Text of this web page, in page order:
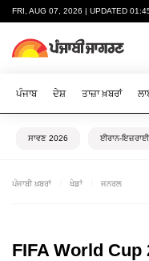
FRI, AUG 07, 2026 | UPDATED
ਪੰਜਾਬ ਦੇਸ਼ ਤਾਜ਼ਾ ਖ਼ਬਰਾਂ
ਸਾਵਣ 2026 ਈਰਾਨ-
ਪੰਜਾਬੀ ਖ਼ਬਰਾਂ ਖੇਡਾਂ ਜਨਰਲ
FIFA World